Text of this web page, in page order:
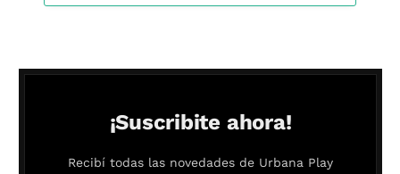
¡Suscribite ahora!
Recibí todas las novedades de Urbana Play